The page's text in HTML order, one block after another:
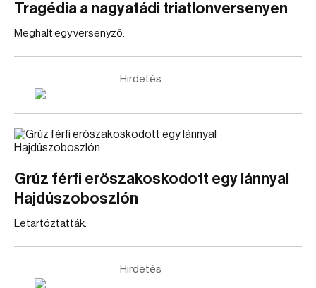
Tragédia a nagyatádi triatlonversenyen
Meghalt egy versenyző.
Hirdetés
Grúz férfi erőszakoskodott egy lánnyal
Hajdúszoboszlón
Letartóztatták.
Hirdetés